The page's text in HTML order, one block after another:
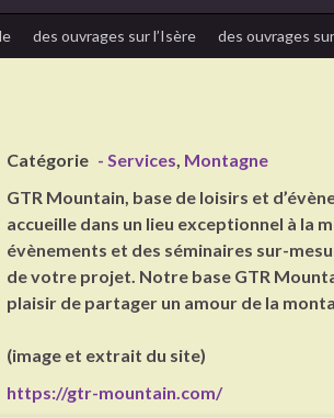
des ouvrages sur l’Isère des ouvrages
Catégorie - Services, Montagne
GTR Mountain, base de loisirs et
accueille dans un lieu exceptionnel à la
évènements et des séminaires sur-
de votre projet. Notre base GTR
plaisir de partager un amour de la
(image et extrait du site)
https://gtr-mountain.com/